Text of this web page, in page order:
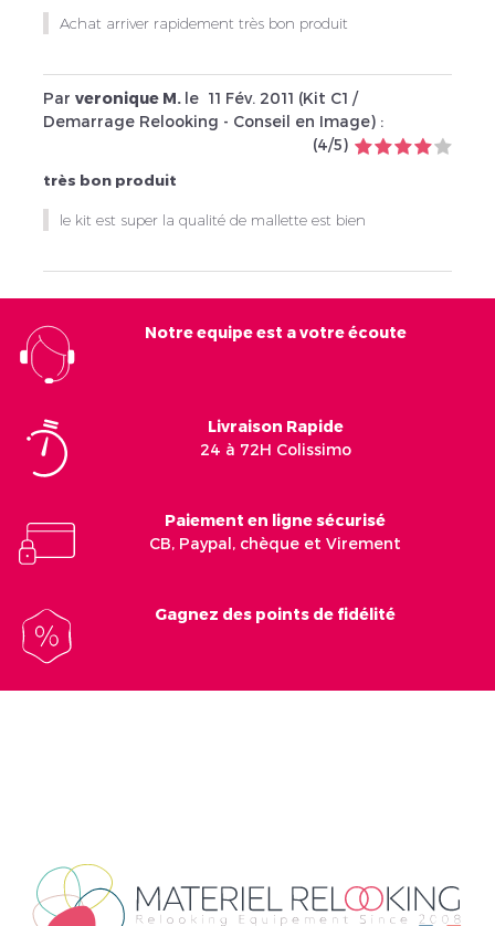
Achat arriver rapidement très bon produit
Par veronique M. le 11 Fév. 2011 (Kit C1 /
Demarrage Relooking - Conseil en Image) :
(4/5)
très bon produit
le kit est super la qualité de mallette est bien
Notre equipe est a votre écoute
Livraison Rapide
24 à 72H Colissimo
Paiement en ligne sécurisé
CB, Paypal, chèque et Virement
Gagnez des points de fidélité